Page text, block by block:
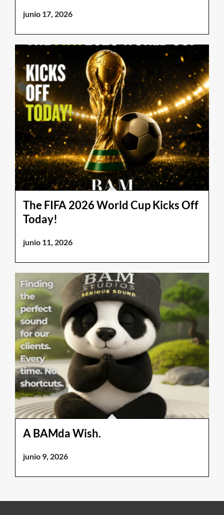
junio 17, 2026
The FIFA 2026 World Cup Kicks Off
Today!
junio 11, 2026
A BAMda Wish.
junio 9, 2026